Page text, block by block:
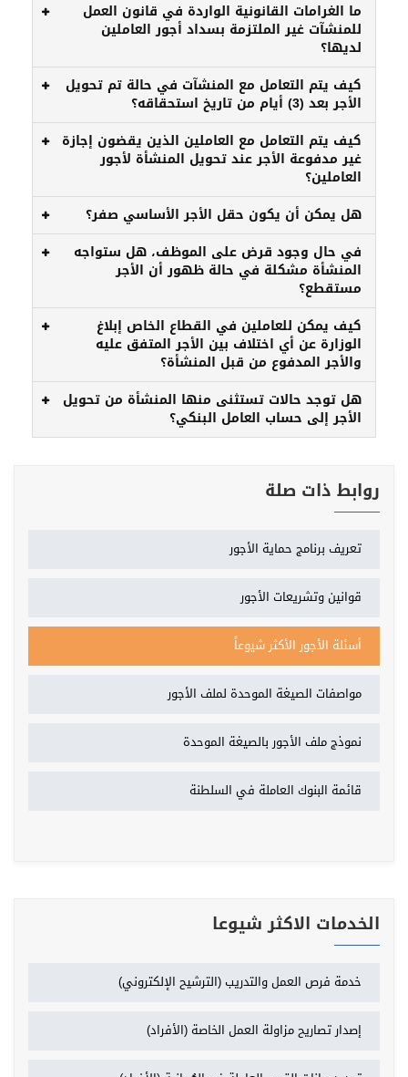
ما الغرامات القانونية الواردة في قانون العمل
للمنشآت غير الملتزمة بسداد أجور العاملين
لديها؟
كيف يتم التعامل مع المنشآت في حالة تم تحويل
الأجر بعد (3) أيام من تاريخ استحقاقه؟
كيف يتم التعامل مع العاملين الذين يقضون إجازة
غير مدفوعة الأجر عند تحويل المنشأة لأجور
العاملين؟
هل يمكن أن يكون حقل الأجر الأساسي صفر؟
في حال وجود قرض على الموظف، هل ستواجه
المنشأة مشكلة في حالة ظهور أن الأجر
مستقطع؟
كيف يمكن للعاملين في القطاع الخاص إبلاغ
الوزارة عن أي اختلاف بين الأجر المتفق عليه
والأجر المدفوع من قبل المنشأة؟
هل توجد حالات تستثنى منها المنشأة من تحويل
الأجر إلى حساب العامل البنكي؟
روابط ذات صلة
تعريف برنامج حماية الأجور
قوانين وتشريعات الأجور
أسئلة الأجور الأكثر شيوعاً
مواصفات الصيغة الموحدة لملف الأجور
نموذج ملف الأجور بالصيغة الموحدة
قائمة البنوك العاملة في السلطنة
الخدمات الاكثر شيوعا
خدمة فرص العمل والتدريب (الترشيح الإلكتروني)
إصدار تصاريح مزاولة العمل الخاصة (الأفراد)